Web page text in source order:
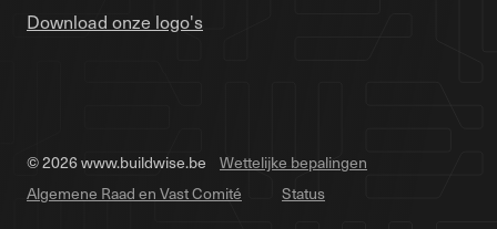
Download onze logo's
© 2026 www.buildwise.be
Wettelijke bepalingen
Algemene Raad en Vast Comité
Status